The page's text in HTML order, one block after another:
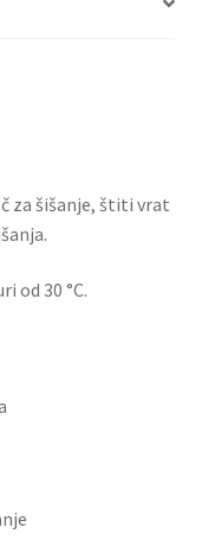
za šišanje, štiti vrat
od 30 °C.